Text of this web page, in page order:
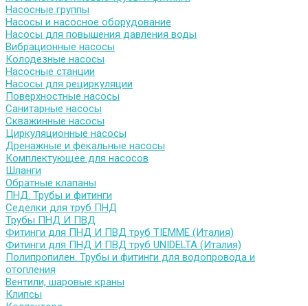
Насосные группы
Насосы и насосное оборудование
Насосы для повышения давления воды
Вибрационные насосы
Колодезные насосы
Насосные станции
Насосы для рециркуляции
Поверхностные насосы
Санитарные насосы
Скважинные насосы
Циркуляционные насосы
Дренажные и фекальные насосы
Комплектующее для насосов
Шланги
Обратные клапаны
ПНД. Трубы и фитинги
Седелки для труб ПНД
Трубы ПНД И ПВД
Фитинги для ПНД И ПВД труб TIEMME (Италия)
Фитинги для ПНД И ПВД труб UNIDELTA (Италия)
Полипропилен. Трубы и фитинги для водопровода и
отопления
Вентили, шаровые краны
Клипсы